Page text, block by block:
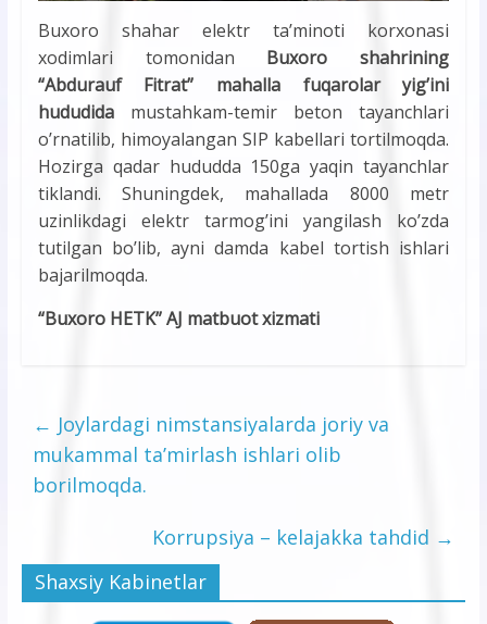
Buxoro shahar elektr ta’minoti korxonasi
xodimlari tomonidan Buxoro shahrining
“Abdurauf Fitrat” mahalla fuqarolar yig’ini
hududidamustahkam-temir beton tayanchlari
o’rnatilib, himoyalangan SIP kabellari tortilmoqda.
Hozirga qadar hududda 150ga yaqin tayanchlar
tiklandi. Shuningdek, mahallada 8000 metr
uzinlikdagi elektr tarmog’ini yangilash ko’zda
tutilgan bo’lib, ayni damda kabel tortish ishlari
bajarilmoqda.
“Buxoro HETK” AJ matbuot xizmati
← Joylardagi nimstansiyalarda joriy va
mukammal ta’mirlash ishlari olib
borilmoqda.
Korrupsiya – kelajakka tahdid →
Shaxsiy Kabinetlar